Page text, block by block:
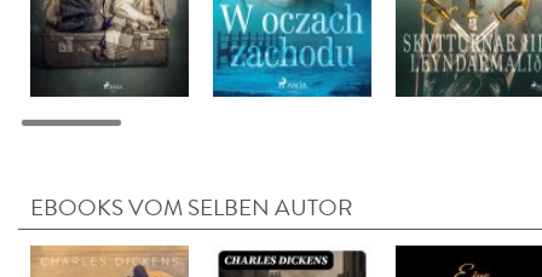
EBOOKS VOM SELBEN AUTOR